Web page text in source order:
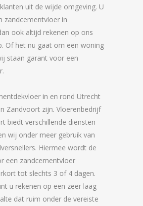
uit de wijde omgeving. U
zandcementvloer in
ook altijd rekenen op ons
Of het nu gaat om een woning
staan garant voor een
in en rond Utrecht
Zandvoort zijn. Vloerenbedrijf
biedt verschillende diensten
wij onder meer gebruik van
Hiermee wordt de
een zandcementvloer
tot slechts 3 of 4 dagen.
u rekenen op een zeer laag
dat ruim onder de vereiste